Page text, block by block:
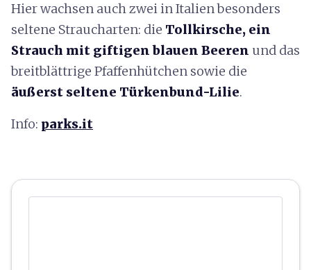
Hier wachsen auch zwei in Italien besonders
seltene Straucharten: die Tollkirsche, ein
Strauch mit giftigen blauen Beeren und das
breitblättrige Pfaffenhütchen sowie die
äußerst seltene Türkenbund-Lilie.
Info: parks.it